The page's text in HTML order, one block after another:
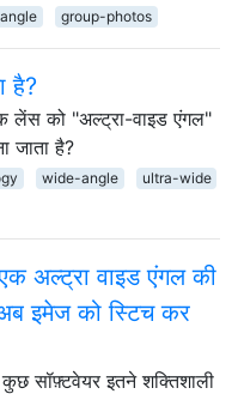
group-photos
है?
लेंस को "अल्ट्रा-वाइड एंगल"
जाता है?
wide-angle ultra-wide
अल्ट्रा वाइड एंगल की
इमेज को स्टिच कर
सॉफ़्टवेयर इतने शक्तिशाली